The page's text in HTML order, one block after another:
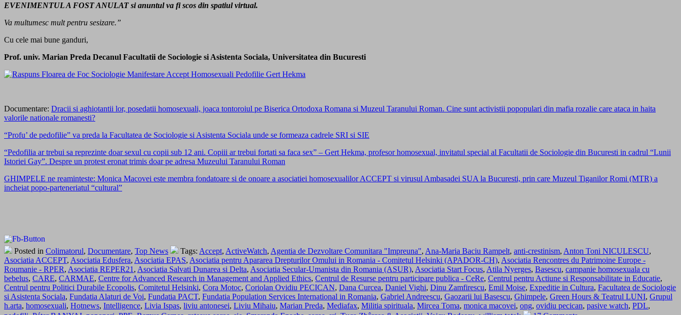
EVENIMENTUL A FOST ANULAT si anuntul va fi scos din spatiul virtual.
Va multumesc mult pentru sesizare.”
Cu cele mai bune ganduri,
Prof. univ. Marian Preda Decanul Facultatii de Sociologie si Asistenta Sociala, Universitatea din Bucuresti
Documentare: Dracii si aghiotantii lor, posedatii homosexuali, joaca tontoroiul pe Biserica Ortodoxa Romana si Muzeul Taranului Roman. Cine sunt activistii popopulari din mafia rozalie care ataca in haita
valorile nationale romanesti?
“Profu’ de pedofilie” va preda la Facultatea de Sociologie si Asistenta Sociala unde se formeaza cadrele SRI si SIE
“Pedofilia ar trebui sa reprezinte doar sexul cu copii sub 12 ani. Copiii ar trebui fortati sa faca sex” – Gert Hekma, profesor homosexual, invitatul special al Facultatii de Sociologie din Bucuresti in cadrul “Lunii
Istoriei Gay”. Despre un protest eronat trimis doar pe adresa Muzeului Taranului Roman
GHIMPELE ne reaminteste: Monica Macovei este membra fondatoare si de onoare a asociatiei homosexualilor ACCEPT si virusul Ambasadei SUA la Bucuresti, prin care Muzeul Tiganilor Romi (MTR) a
incheiat popo-parteneriatul “cultural”
Posted in Colimatorul, Documentare, Top News Tags: Accept, ActiveWatch, Agentia de Dezvoltare Comunitara "Impreuna", Ana-Maria Baciu Rampelt, anti-crestinism, Anton Toni NICULESCU,
Asociatia ACCEPT, Asociatia Edusfera, Asociatia EPAS, Asociatia pentru Apararea Drepturilor Omului in Romania - Comitetul Helsinki (APADOR-CH), Asociatia Rencontres du Patrimoine Europe -
Roumanie - RPER, Asociatia REPER21 , Asociatia Salvati Dunarea si Delta, Asociatia Secular-Umanista din Romania (ASUR), Asociatia Start Focus, Atila Nyerges, Basescu, campanie homosexuala cu
bebelus, CARE, CARMAE, Centre for Advanced Research in Management and Applied Ethics, Centrul de Resurse pentru participare publica - CeRe, Centrul pentru Actiune si Responsabilitate in Educatie,
Centrul pentru Politici Durabile Ecopolis, Comitetul Helsinki, Cora Motoc, Coriolan Ovidiu PECICAN, Dana Curcea, Daniel Vighi, Dinu Zamfirescu, Emil Moise, Expeditie in Cultura, Facultatea de Sociologie
si Asistenta Sociala, Fundatia Alaturi de Voi, Fundatia PACT, Fundatia Population Services International in Romania, Gabriel Andreescu, Gaozarii lui Basescu, Ghimpele, Green Hours & Teatrul LUNI, Grupul
h.arta, homosexuali, Hotnews, Intelligence, Livia Ispas, liviu antonesei, Liviu Mihaiu, Marian Preda, Mediafax, Militia spirituala, Mircea Toma, monica macovei, ong, ovidiu pecican, pasive watch, PDL,